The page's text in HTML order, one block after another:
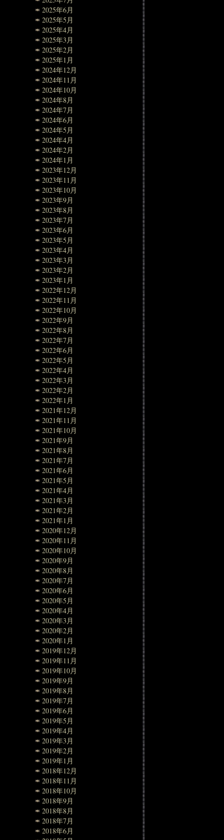
2025年6月
2025年5月
2025年4月
2025年3月
2025年2月
2025年1月
2024年12月
2024年11月
2024年10月
2024年8月
2024年7月
2024年6月
2024年5月
2024年4月
2024年2月
2024年1月
2023年12月
2023年11月
2023年10月
2023年9月
2023年8月
2023年7月
2023年6月
2023年5月
2023年4月
2023年3月
2023年2月
2023年1月
2022年12月
2022年11月
2022年10月
2022年9月
2022年8月
2022年7月
2022年6月
2022年5月
2022年4月
2022年3月
2022年2月
2022年1月
2021年12月
2021年11月
2021年10月
2021年9月
2021年8月
2021年7月
2021年6月
2021年5月
2021年4月
2021年3月
2021年2月
2021年1月
2020年12月
2020年11月
2020年10月
2020年9月
2020年8月
2020年7月
2020年6月
2020年5月
2020年4月
2020年3月
2020年2月
2020年1月
2019年12月
2019年11月
2019年10月
2019年9月
2019年8月
2019年7月
2019年6月
2019年5月
2019年4月
2019年3月
2019年2月
2019年1月
2018年12月
2018年11月
2018年10月
2018年9月
2018年8月
2018年7月
2018年6月